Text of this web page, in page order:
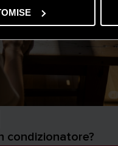
condizionatore?